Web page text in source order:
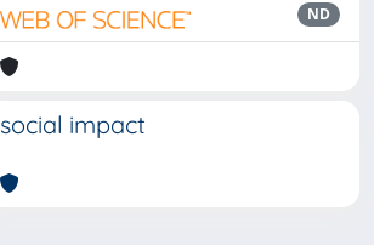
ND
social impact